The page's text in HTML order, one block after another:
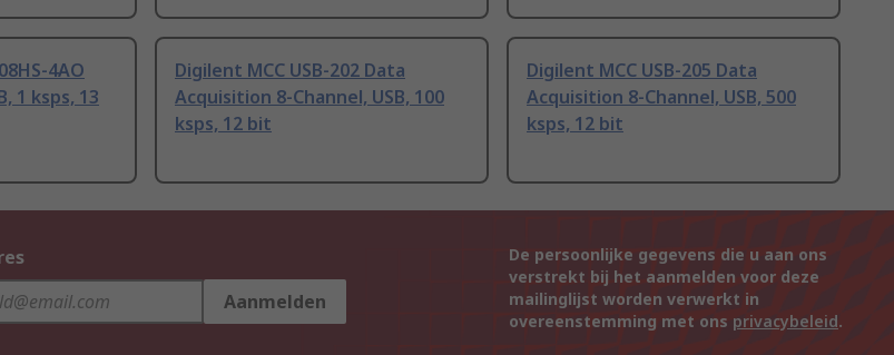
4AO
1 ksps, 13
Digilent MCC USB-202 Data
Acquisition 8-Channel, USB, 100
ksps, 12 bit
Digilent MCC USB-205 Data
Acquisition 8-Channel, USB, 500
ksps, 12 bit
Aanmelden
De persoonlijke gegevens die u aan ons
verstrekt bij het aanmelden voor deze
mailinglijst worden verwerkt in
overeenstemming met ons privacybeleid.